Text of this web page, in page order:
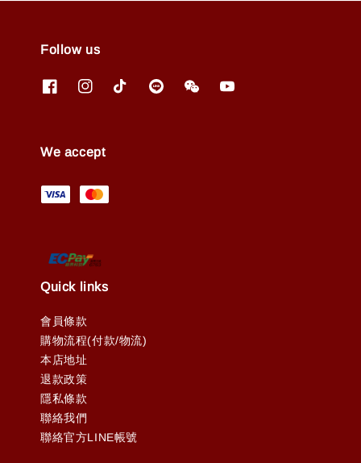
Follow us
We accept
Quick links
會員條款
購物流程(付款/物流)
本店地址
退款政策
隱私條款
聯絡我們
聯絡官方LINE帳號